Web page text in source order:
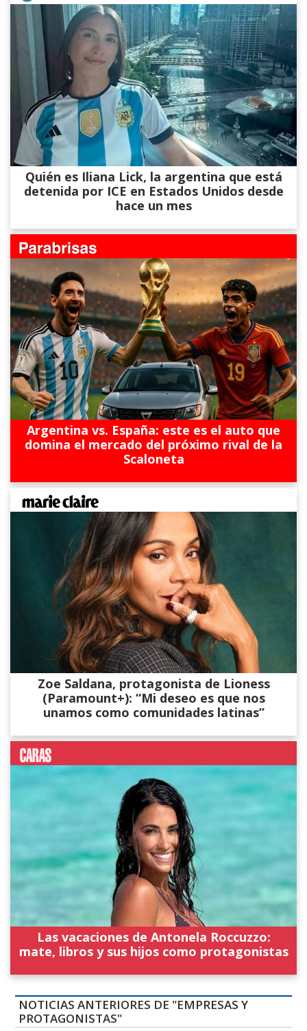
Quién es Iliana Lick, la argentina que está
detenida por ICE en Estados Unidos desde
hace un mes
Argentina vs. España: este es el auto que
domina el mercado del próximo rival de la
Scaloneta
Zoe Saldana, protagonista de Lioness
(Paramount+): “Mi deseo es que nos
unamos como comunidades latinas”
Las vacaciones de Antonela Roccuzzo:
mate, libros y sus hijos como protagonistas
NOTICIAS ANTERIORES DE "EMPRESAS Y
PROTAGONISTAS"